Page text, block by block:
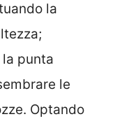
la
la punta
le
Optando